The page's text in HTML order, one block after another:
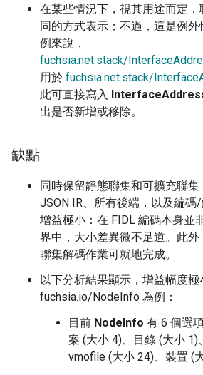
在某些情況下，視其用途而定
同的方式表示；不過，這是例
例來說，
fuchsia.net.stack/
用於 fuchsia.net.stack/
此可直接寫入
出是否新增或移除。
缺點
同時保留靜態聯集和可擴充聯集
JSON IR、所有後端，以及編碼/
增益極小：在 FIDL 編碼本身並
界中，大小差異微不足道。此
聯集解碼作業可就地完成。
以下分析結果顯示，增益幅度極
fuchsia.io/NodeInfo 為例：
目前 NodeInfo 有 6 個選
案 (大小 4)、目錄 (大小 1)
vmofile (大小 24)、裝置 (